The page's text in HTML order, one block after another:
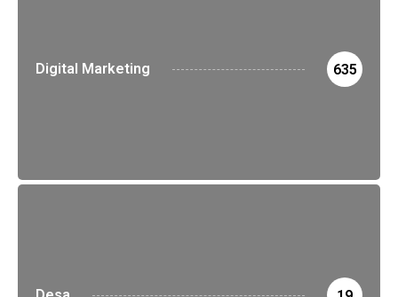
Digital Marketing 635